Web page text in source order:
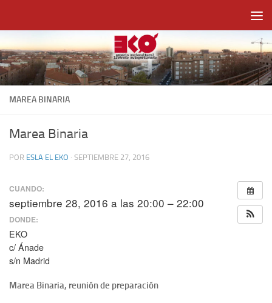
MAREA BINARIA
Marea Binaria
POR ESLA EL EKO · SEPTIEMBRE 27, 2016
CUANDO:
septiembre 28, 2016 a las 20:00 – 22:00
DONDE:
EKO
c/ Ánade
s/n Madrid
Marea Binaria, reunión de preparación